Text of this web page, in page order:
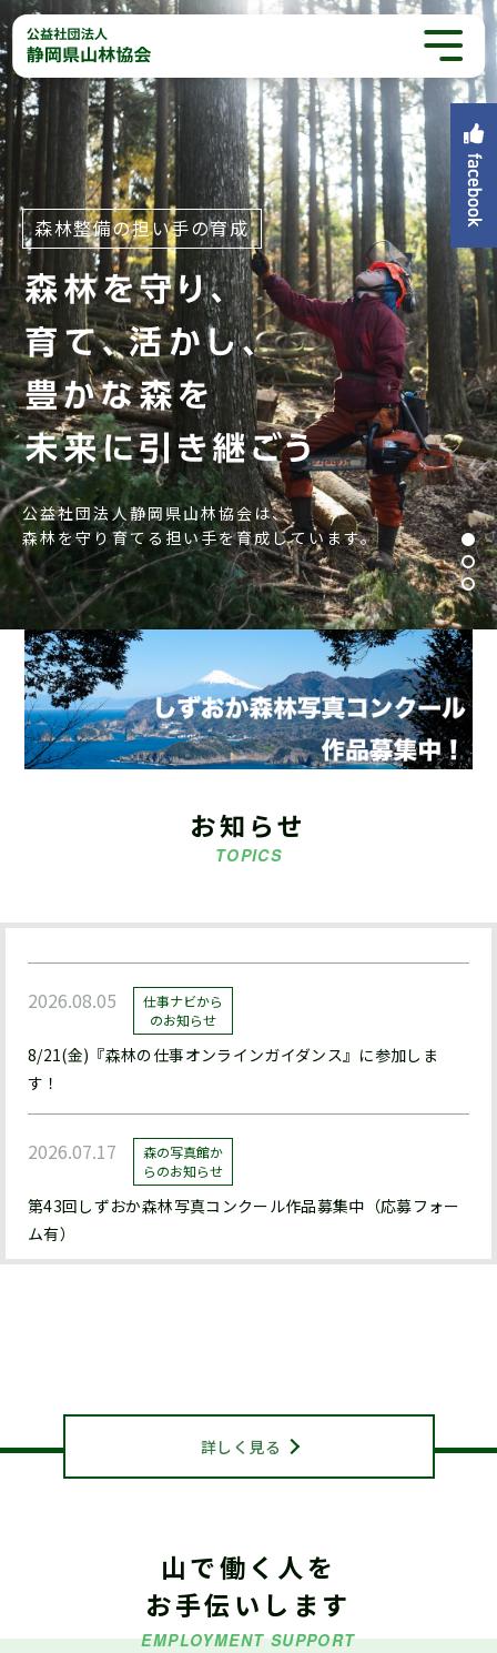
森林整備の担い手の育成
公益社団法人静岡県山林協会は、
森林を守り育てる担い手を育成しています。
お知らせ
TOPICS
2026.08.05
仕事ナビから
のお知らせ
8/21(金)『森林の仕事オンラインガイダンス』に参加しま
す！
2026.07.17
森の写真館か
らのお知らせ
第43回しずおか森林写真コンクール作品募集中（応募フォー
ム有）
2026.07.15 お知らせ
仕事ナビから
のお知らせ
令和８年度「林業就業支援講習」の受講生募集
詳しく見る
山で働く人を
お手伝いします
EMPLOYMENT SUPPORT